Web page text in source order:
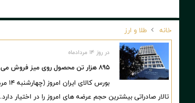
خانه
طلا و ارز
در روز ۱۴ مردادماه
895 هزار تن محصول روی میز فروش می رود
تالار صادراتی بیشترین حجم عرضه های امروز را در اختیار دارد.